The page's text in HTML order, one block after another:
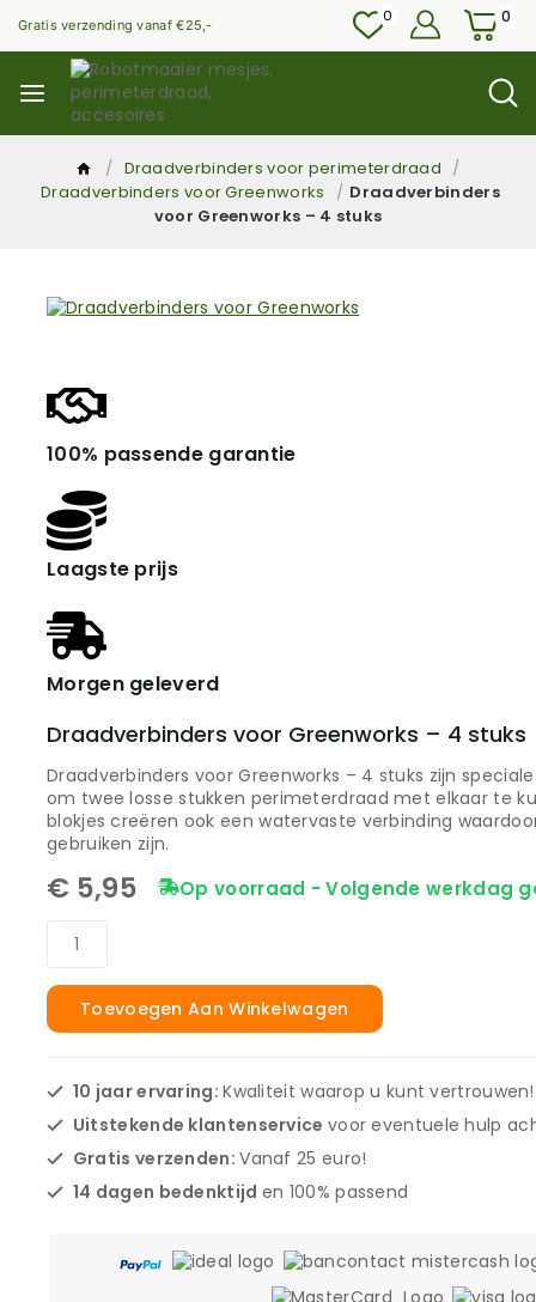
Gratis verzending vanaf €25,- 0 0
/ Draadverbinders voor perimeterdraad /
Draadverbinders voor Greenworks
/ Draadverbinders
voor Greenworks – 4 stuks
100% passende garantie
Laagste prijs
Morgen geleverd
Draadverbinders voor Greenworks – 4 stuks
Draadverbinders voor Greenworks – 4 stuks zijn
om twee losse stukken perimeterdraad met elkaar te
blokjes creëren ook een watervaste verbinding
gebruiken zijn.
€ 5,95 Op voorraad - Volgende werkdag
Toevoegen Aan Winkelwagen
10 jaar ervaring:Kwaliteit waarop u kunt vertrouwen!
Uitstekende klantenservice voor eventuele hulp
Gratis verzenden:Vanaf 25 euro!
14 dagen bedenktijd en 100% passend